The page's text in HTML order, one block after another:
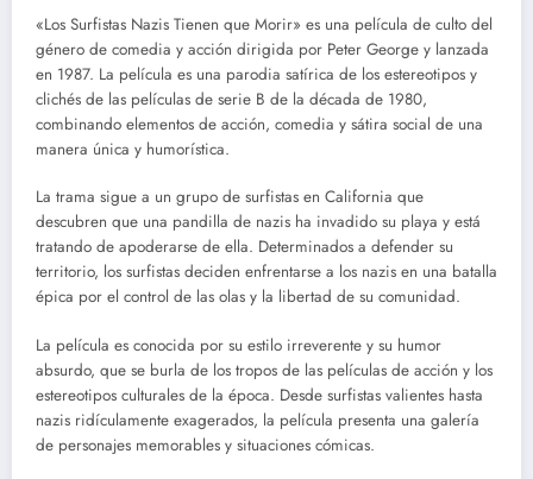
«Los Surfistas Nazis Tienen que Morir» es una película de culto del
género de comedia y acción dirigida por Peter George y lanzada
en 1987. La película es una parodia satírica de los estereotipos y
clichés de las películas de serie B de la década de 1980,
combinando elementos de acción, comedia y sátira social de una
manera única y humorística.
La trama sigue a un grupo de surfistas en California que
descubren que una pandilla de nazis ha invadido su playa y está
tratando de apoderarse de ella. Determinados a defender su
territorio, los surfistas deciden enfrentarse a los nazis en una batalla
épica por el control de las olas y la libertad de su comunidad.
La película es conocida por su estilo irreverente y su humor
absurdo, que se burla de los tropos de las películas de acción y los
estereotipos culturales de la época. Desde surfistas valientes hasta
nazis ridículamente exagerados, la película presenta una galería
de personajes memorables y situaciones cómicas.